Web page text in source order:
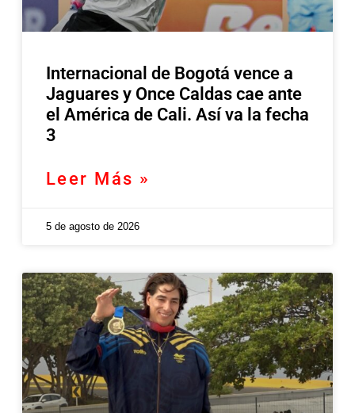
Internacional de Bogotá vence a
Jaguares y Once Caldas cae ante
el América de Cali. Así va la fecha
3
Leer Más »
5 de agosto de 2026